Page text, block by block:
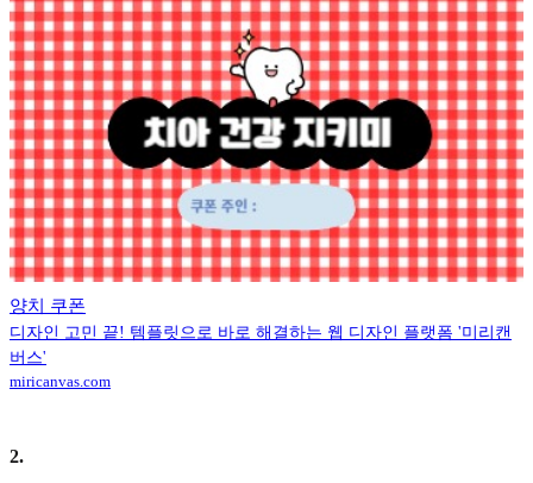
양치 쿠폰
디자인 고민 끝! 템플릿으로 바로 해결하는 웹 디자인 플랫폼 '미리캔
버스'
miricanvas.com
2.